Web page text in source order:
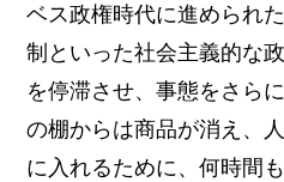
ベス政権時代に進められ
制といった社会主義的な
を停滞させ、事態をさら
の棚からは商品が消え、
に入れるために、何時間